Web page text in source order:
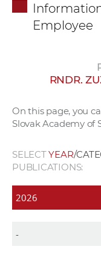
Employee
RNDR.
On this page, you
Slovak Academy of
SELECTYEAR/
PUBLICATIONS: